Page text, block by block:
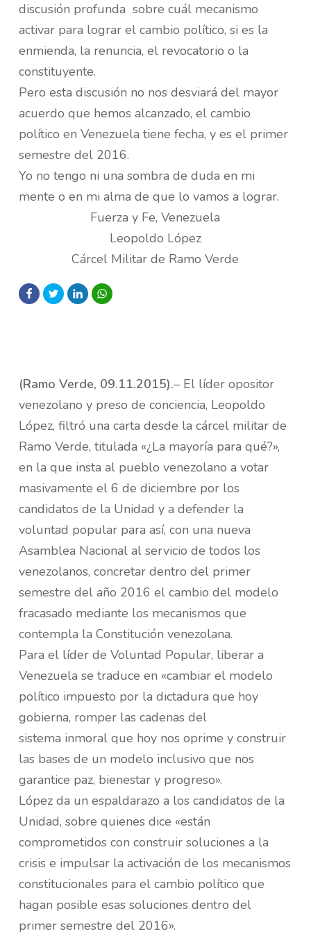
discusión profunda sobre cuál mecanismo
activar para lograr el cambio político, si es la
enmienda, la renuncia, el revocatorio o la
constituyente.
Pero esta discusión no nos desviará del mayor
acuerdo que hemos alcanzado, el cambio
político en Venezuela tiene fecha, y es el primer
semestre del 2016.
Yo no tengo ni una sombra de duda en mi
mente o en mi alma de que lo vamos a lograr.
Fuerza y Fe, Venezuela
Leopoldo López
Cárcel Militar de Ramo Verde
(Ramo Verde, 09.11.2015).– El líder opositor
venezolano y preso de conciencia, Leopoldo
López, filtró una carta desde la cárcel militar de
Ramo Verde, titulada «¿La mayoría para qué?»,
en la que insta al pueblo venezolano a votar
masivamente el 6 de diciembre por los
candidatos de la Unidad y a defender la
voluntad popular para así, con una nueva
Asamblea Nacional al servicio de todos los
venezolanos, concretar dentro del primer
semestre del año 2016 el cambio del modelo
fracasado mediante los mecanismos que
contempla la Constitución venezolana.
Para el líder de Voluntad Popular, liberar a
Venezuela se traduce en «cambiar el modelo
político impuesto por la dictadura que hoy
gobierna, romper las cadenas del
sistema inmoral que hoy nos oprime y construir
las bases de un modelo inclusivo que nos
garantice paz, bienestar y progreso».
López da un espaldarazo a los candidatos de la
Unidad, sobre quienes dice «están
comprometidos con construir soluciones a la
crisis e impulsar la activación de los mecanismos
constitucionales para el cambio político que
hagan posible esas soluciones dentro del
primer semestre del 2016».